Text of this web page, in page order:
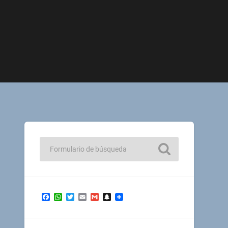
Facebook
WhatsApp
TwitterEmailGmailSnapchat